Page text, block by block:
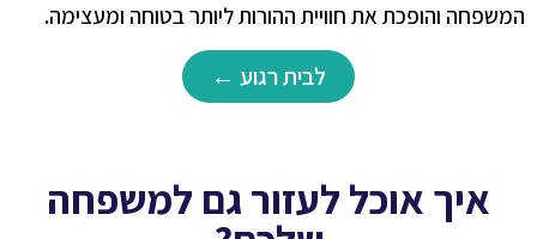
המשפחה והופכת את חוויית ההורות ליותר בטוחה ומעצימה.
לבית רגוע ←
איך אוכל לעזור גם למשפחה